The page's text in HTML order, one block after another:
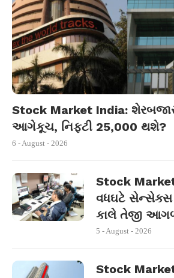
Stock Market India:
આગેકૂચ, નિફ્ટી 25,000 થશે?
6 - August - 2026
Stock
વધઘટે સેન્સેક્સ
કાલે તેજી
5 - August - 2026
Stock